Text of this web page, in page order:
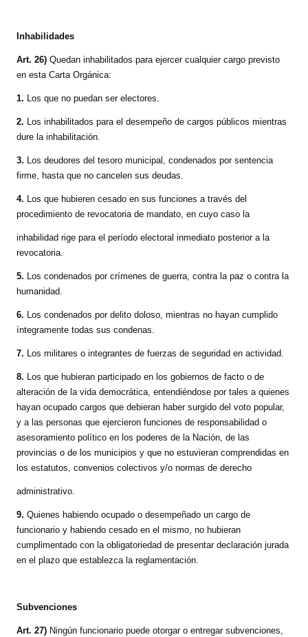
Inhabilidades
Art. 26) Quedan inhabilitados para ejercer cualquier cargo previsto
en esta Carta Orgánica:
1. Los que no puedan ser electores.
2. Los inhabilitados para el desempeño de cargos públicos mientras
dure la inhabilitación.
3. Los deudores del tesoro municipal, condenados por sentencia
firme, hasta que no cancelen sus deudas.
4. Los que hubieren cesado en sus funciones a través del
procedimiento de revocatoria de mandato, en cuyo caso la
inhabilidad rige para el período electoral inmediato posterior a la
revocatoria.
5. Los condenados por crímenes de guerra, contra la paz o contra la
humanidad.
6. Los condenados por delito doloso, mientras no hayan cumplido
íntegramente todas sus condenas.
7. Los militares o integrantes de fuerzas de seguridad en actividad.
8. Los que hubieran participado en los gobiernos de facto o de
alteración de la vida democrática, entendiéndose por tales a quienes
hayan ocupado cargos que debieran haber surgido del voto popular,
y a las personas que ejercieron funciones de responsabilidad o
asesoramiento político en los poderes de la Nación, de las
provincias o de los municipios y que no estuvieran comprendidas en
los estatutos, convenios colectivos y/o normas de derecho
administrativo.
9. Quienes habiendo ocupado o desempeñado un cargo de
funcionario y habiendo cesado en el mismo, no hubieran
cumplimentado con la obligatoriedad de presentar declaración jurada
en el plazo que establezca la reglamentación.
Subvenciones
Art. 27) Ningún funcionario puede otorgar o entregar subvenciones,